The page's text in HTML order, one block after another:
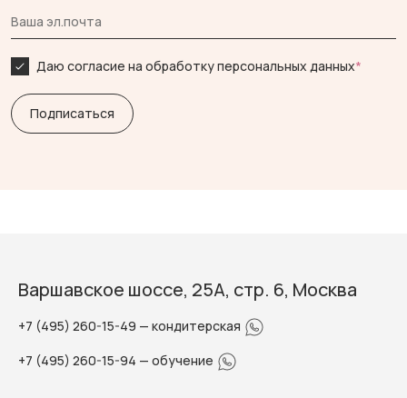
Даю согласие на обработку персональных данных*
Варшавское шоссе, 25А, стр. 6, Москва
+7 (495) 260-15-49 — кондитерская
+7 (495) 260-15-94 — обучение